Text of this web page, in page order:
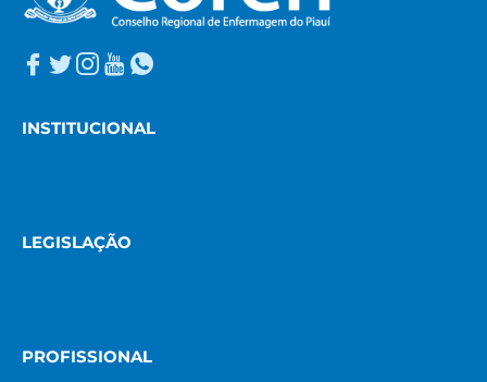
INSTITUCIONAL
LEGISLAÇÃO
PROFISSIONAL